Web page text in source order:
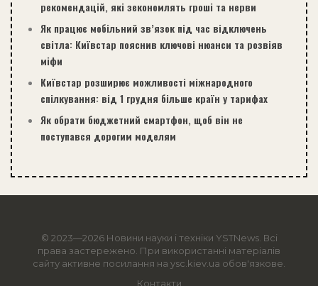
рекомендацій, які зекономлять гроші та нерви
Як працює мобільний зв’язок під час відключень
світла: Київстар пояснив ключові нюанси та розвіяв
міфи
Київстар розширює можливості міжнародного
спілкування: від 1 грудня більше країн у тарифах
Як обрати бюджетний смартфон, щоб він не
поступався дорогим моделям
© 2023—2026 Новини науки і техніки YSTNews. Всі
права застережено. При використанні матеріалів
сайту активне посилання на ysc.kiev.ua обов'язкове.
Контакти